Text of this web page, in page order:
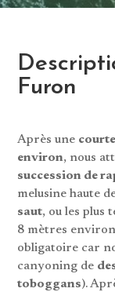
Furon
Après une
environ, nous
succession de
melusine haute
saut, ou les plus
8 mètres environ
obligatoire car
canyoning de
toboggans).